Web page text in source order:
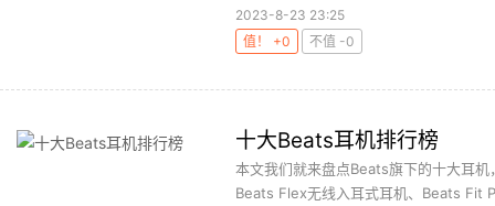
2023-8-23 23:25
值！ +0
不值 -0
十大Beats耳机排行榜
本文我们就来盘点Beats旗下的十大耳
Beats Flex无线入耳式耳机、Beats Fit